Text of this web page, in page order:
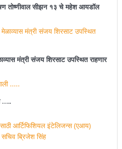
तोष्णीवाल सीझन १३ चे महेश आयडॉल
मंत्री संजय शिरसाट उपस्थित राहणार
…..